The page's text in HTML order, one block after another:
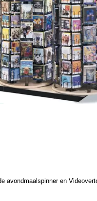
avondmaalspinner en